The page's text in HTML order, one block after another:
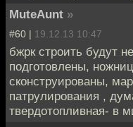
MuteAunt »
#60 | 19.12.13 10:47
бжрк строить будут
подготовлены,
сконструированы,
патрулирования ,
твердотопливная- в